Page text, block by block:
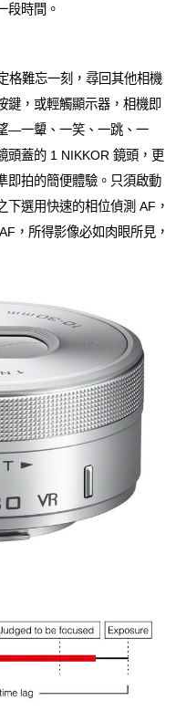
段時間。
格難忘一刻，尋回其他相機
鍵，或輕觸顯示器，相機即
—一顰、一笑、一跳、一
頭蓋的 1 NIKKOR 鏡頭，更
即拍的簡便體驗。只須啟動
選用快速的相位偵測 AF，
，所得影像必如肉眼所見，